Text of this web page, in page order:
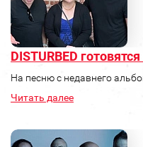
DISTURBED
На песню с недавнего
Читать далее